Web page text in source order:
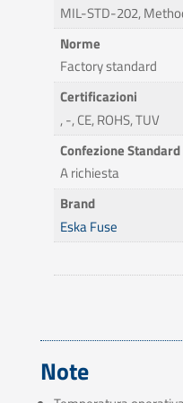
MIL-STD-202,
Norme
Factory standard
Certificazioni
, -, CE, ROHS, TUV
Confezione Standard
A richiesta
Brand
Eska Fuse
Note